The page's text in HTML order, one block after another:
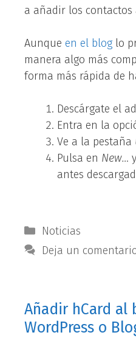
a añadir los contactos
Aunque en el blog lo
manera algo más
forma más rápida de
Descárgate el
Entra en la
Ve a la pestaña
Pulsa en New…
antes
Categorías
Noticias
Deja un
Añadir hCard al
WordPress o